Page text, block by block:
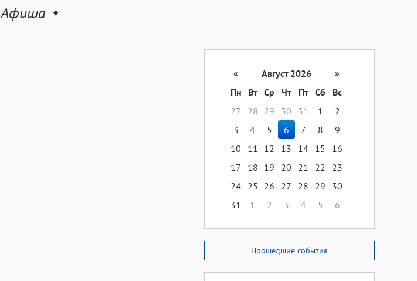
Афиша
« Август 2026
»
Пн
Вт Ср Чт Пт Сб
Вс
27
28 29 30 31 1
2
3
4 5 6 7 8
9
10
11 12 13 14 15
16
17
18 19 20 21 22
23
24 25 26 27 28 29
30
31
1 2 3 4 5 6
Прошедшие события